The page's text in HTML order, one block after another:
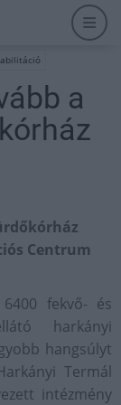
a
Centrum
fekvő- és
harkányi
hangsúlyt
Termál
intézmény